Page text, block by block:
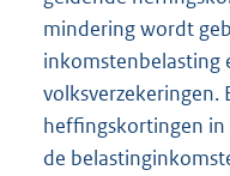
mindering wordt
inkomstenbelasting
volksverzekeringen.
heffingskortingen
de